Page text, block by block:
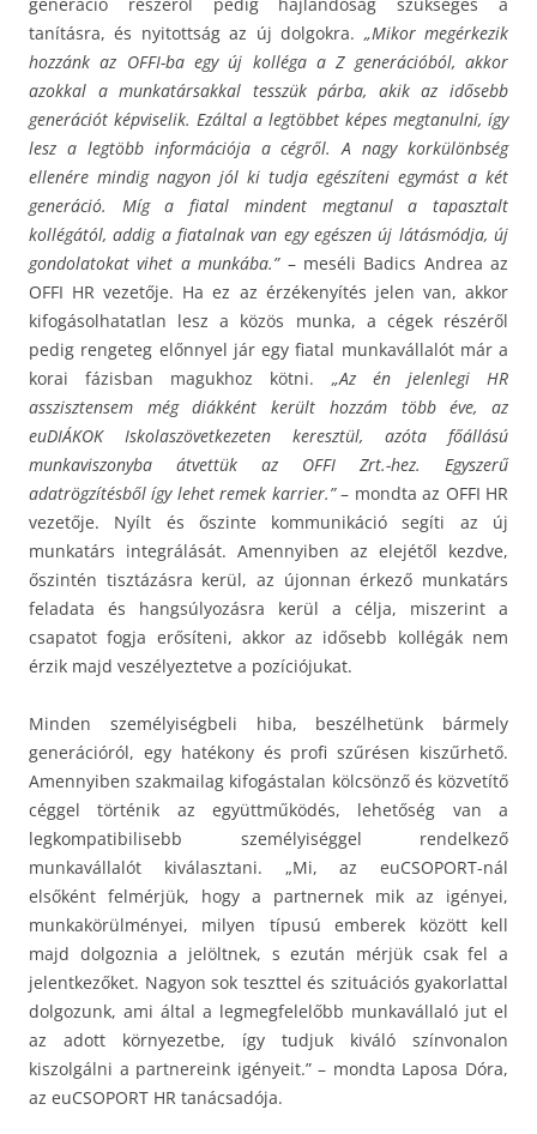
generáció részéről pedig hajlandóság szükséges a
tanításra, és nyitottság az új dolgokra. „Mikor megérkezik
hozzánk az OFFI-ba egy új kolléga a Z generációból, akkor
azokkal a munkatársakkal tesszük párba, akik az idősebb
generációt képviselik. Ezáltal a legtöbbet képes megtanulni, így
lesz a legtöbb információja a cégről. A nagy korkülönbség
ellenére mindig nagyon jól ki tudja egészíteni egymást a két
generáció. Míg a fiatal mindent megtanul a tapasztalt
kollégától, addig a fiatalnak van egy egészen új látásmódja, új
gondolatokat vihet a munkába.”– meséli Badics Andrea az
OFFI HR vezetője. Ha ez az érzékenyítés jelen van, akkor
kifogásolhatatlan lesz a közös munka, a cégek részéről
pedig rengeteg előnnyel jár egy fiatal munkavállalót már a
korai fázisban magukhoz kötni. „Az én jelenlegi HR
asszisztensem még diákként került hozzám több éve, az
euDIÁKOK Iskolaszövetkezeten keresztül, azóta főállású
munkaviszonyba átvettük az OFFI Zrt.-hez. Egyszerű
adatrögzítésből így lehet remek karrier.”– mondta az OFFI HR
vezetője. Nyílt és őszinte kommunikáció segíti az új
munkatárs integrálását. Amennyiben az elejétől kezdve,
őszintén tisztázásra kerül, az újonnan érkező munkatárs
feladata és hangsúlyozásra kerül a célja, miszerint a
csapatot fogja erősíteni, akkor az idősebb kollégák nem
érzik majd veszélyeztetve a pozíciójukat.
Minden személyiségbeli hiba, beszélhetünk bármely
generációról, egy hatékony és profi szűrésen kiszűrhető.
Amennyiben szakmailag kifogástalan kölcsönző és közvetítő
céggel történik az együttműködés, lehetőség van a
legkompatibilisebb személyiséggel rendelkező
munkavállalót kiválasztani. „Mi, az euCSOPORT-nál
elsőként felmérjük, hogy a partnernek mik az igényei,
munkakörülményei, milyen típusú emberek között kell
majd dolgoznia a jelöltnek, s ezután mérjük csak fel a
jelentkezőket. Nagyon sok teszttel és szituációs gyakorlattal
dolgozunk, ami által a legmegfelelőbb munkavállaló jut el
az adott környezetbe, így tudjuk kiváló színvonalon
kiszolgálni a partnereink igényeit.” – mondta Laposa Dóra,
az euCSOPORT HR tanácsadója.